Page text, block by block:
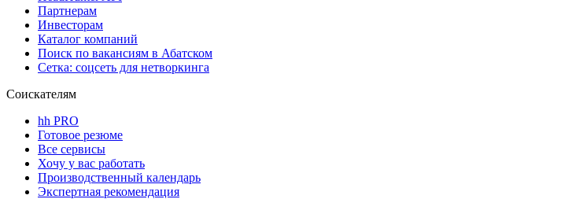
Партнерам
Инвесторам
Каталог компаний
Поиск по вакансиям в Абатском
Сетка: соцсеть для нетворкинга
Соискателям
hh PRO
Готовое резюме
Все сервисы
Хочу у вас работать
Производственный календарь
Экспертная рекомендация